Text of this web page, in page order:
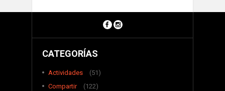
CATEGORÍAS
Actividades
(51)
Compartir
(122)